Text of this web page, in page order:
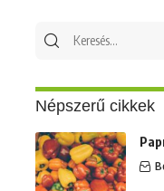
Keresés
Népszerű cikkek